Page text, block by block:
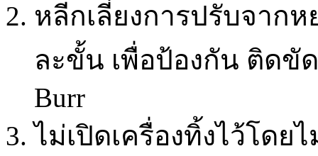
หลีกเลี่ยงการปรับจาก
ละขั้น เพื่อป้องกัน ติดขั
Burr
ไม่เปิดเครื่องทิ้งไว้โดย